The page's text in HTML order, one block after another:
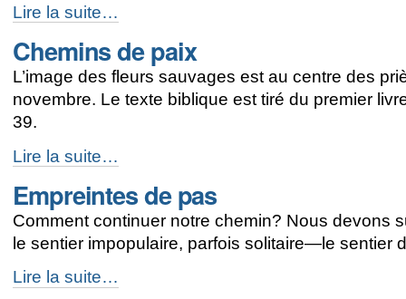
Chemins
de
justice
-
Lire la suite…
Chemins de paix
L’image des fleurs sauvages est au centre des
novembre. Le texte biblique est tiré du premier
39.
Chemins
de
paix
-
Lire la suite…
Empreintes de pas
Comment continuer notre chemin? Nous devons
le sentier impopulaire, parfois solitaire—le sentier
Empreintes
de
Lire la suite…